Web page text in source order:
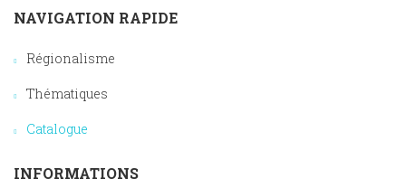
NAVIGATION RAPIDE
Régionalisme
Thématiques
Catalogue
INFORMATIONS